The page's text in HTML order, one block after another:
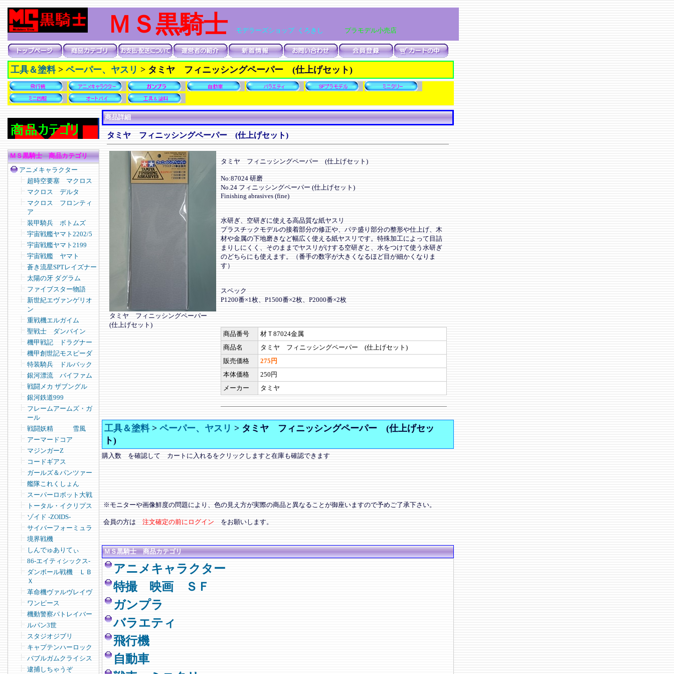
ＭＳ黒騎士 モデラーズショップ くろきし プラモデル小売店
工具＆塗料> ペーパー、ヤスリ > タミヤ フィニッシングペーパー (仕上げセット)
ＭＳ黒騎士 商品カテゴリ
アニメキャラクター
超時空要塞 マクロス
マクロス デルタ
マクロス フロンティ
ア
装甲騎兵 ボトムズ
宇宙戦艦ヤマト2202/5
宇宙戦艦ヤマト2199
宇宙戦艦 ヤマト
蒼き流星SPTレイズナー
太陽の牙 ダグラム
ファイブスター物語
新世紀エヴァンゲリオ
ン
重戦機エルガイム
聖戦士 ダンバイン
機甲戦記 ドラグナー
機甲創世記モスピーダ
特装騎兵 ドルバック
銀河漂流 バイファム
戦闘メカ ザブングル
銀河鉄道999
フレームアームズ・ガ
ール
戦闘妖精 雪風
アーマードコア
マジンガーZ
コードギアス
ガールズ＆パンツァー
艦隊これくしょん
スーパーロボット大戦
トータル・イクリプス
ゾイド -ZOIDS-
サイバーフォーミュラ
境界戦機
しんでゅありてぃ
86-エイティシックス-
ダンボール戦機 ＬＢ
Ｘ
革命機ヴァルヴレイヴ
ワンピース
機動警察パトレイバー
ルパン3世
スタジオジブリ
キャプテンハーロック
バブルガムクライシス
逮捕しちゃうぞ
商品詳細
タミヤ フィニッシングペーパー (仕上げセット)
タミヤ フィニッシングペーパー
(仕上げセット)
タミヤ フィニッシングペーパー (仕上げセット)
No:87024 研磨
No.24 フィニッシングペーパー (仕上げセット)
Finishing abrasives (fine)
水研ぎ、空研ぎに使える高品質な紙ヤスリ
プラスチックモデルの接着部分の修正や、パテ盛り部分の整形や仕上げ、木
材や金属の下地磨きなど幅広く使える紙ヤスリです。特殊加工によって目詰
まりしにくく、そのままでヤスリがけする空研ぎと、水をつけて使う水研ぎ
のどちらにも使えます。（番手の数字が大きくなるほど目が細かくなりま
す）
スペック
P1200番×1枚、P1500番×2枚、P2000番×2枚
商品番号
材Ｔ87024金属
商品名
タミヤ フィニッシングペーパー (仕上げセット)
販売価格
275円
本体価格
250円
メーカー
タミヤ
工具＆塗料> ペーパー、ヤスリ > タミヤ フィニッシングペーパー (仕上げセッ
ト)
購入数 を確認して カートに入れるをクリックしますと在庫も確認できます
※モニターや画像鮮度の問題により、色の見え方が実際の商品と異なることが御座いますので予めご了承下さい。
会員の方は 注文確定の前にログイン をお願いします。
ＭＳ黒騎士 商品カテゴリ
アニメキャラクター
特撮 映画 ＳＦ
ガンプラ
バラエティ
飛行機
自動車